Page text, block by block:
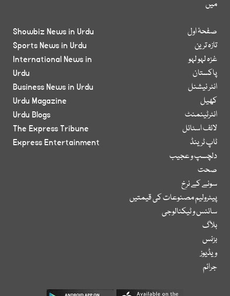
میں
صفحۂ اول
تازہ ترین
غزہ لہو لہو
پاکستان
انٹر نیشنل
کھیل
انٹرٹینمنٹ
لائف اسٹائل
ٹاپ ٹرینڈ
دلچسپ و عجیب
صحت
سونے کے نرخ
پیٹرولیم مصنوعات کی قیمتیں
سائنس و ٹیکنالوجی
بلاگ
بزنس
ویڈیوز
جرائم
Showbiz News in Urdu
Sports News in Urdu
International News in
Urdu
Business News in Urdu
Urdu Magazine
Urdu Blogs
The Express Tribune
Express Entertainment